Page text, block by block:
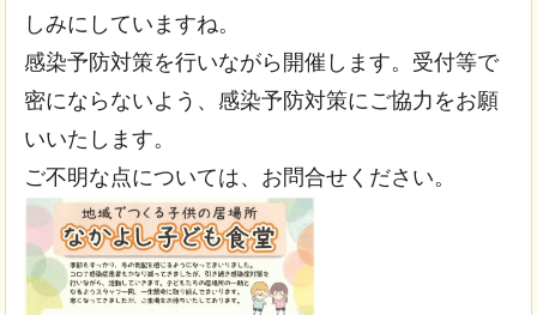
しみにしていますね。
感染予防対策を行いながら開催します。受付等で
密にならないよう、感染予防対策にご協力をお願
いいたします。
ご不明な点については、お問合せください。